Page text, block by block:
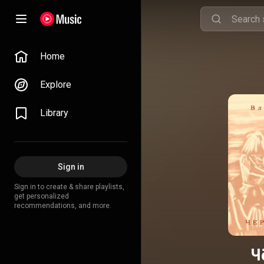
Home
Explore
Library
Sign in
Sign in to create & share playlists,
get personalized
recommendations, and more.